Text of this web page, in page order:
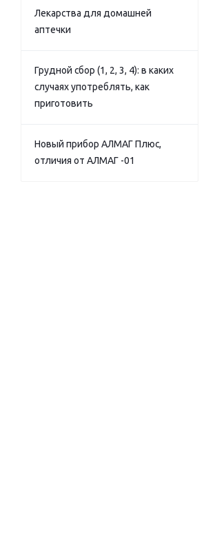
Лекарства для домашней
аптечки
Грудной сбор (1, 2, 3, 4): в каких
случаях употреблять, как
приготовить
Новый прибор АЛМАГ Плюс,
отличия от АЛМАГ -01